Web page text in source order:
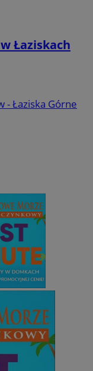
Łaziskach
- Łaziska Górne